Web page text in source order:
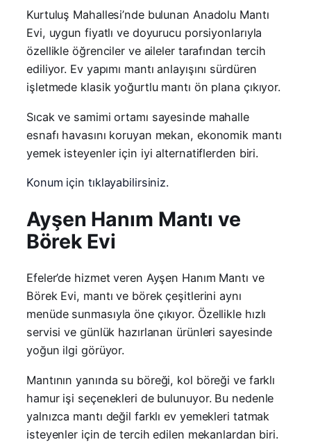
Kurtuluş Mahallesi’nde bulunan Anadolu Mantı
Evi, uygun fiyatlı ve doyurucu porsiyonlarıyla
özellikle öğrenciler ve aileler tarafından tercih
ediliyor. Ev yapımı mantı anlayışını sürdüren
işletmede klasik yoğurtlu mantı ön plana çıkıyor.
Sıcak ve samimi ortamı sayesinde mahalle
esnafı havasını koruyan mekan, ekonomik mantı
yemek isteyenler için iyi alternatiflerden biri.
Konum için tıklayabilirsiniz.
Ayşen Hanım Mantı ve
Börek Evi
Efeler’de hizmet veren Ayşen Hanım Mantı ve
Börek Evi, mantı ve börek çeşitlerini aynı
menüde sunmasıyla öne çıkıyor. Özellikle hızlı
servisi ve günlük hazırlanan ürünleri sayesinde
yoğun ilgi görüyor.
Mantının yanında su böreği, kol böreği ve farklı
hamur işi seçenekleri de bulunuyor. Bu nedenle
yalnızca mantı değil farklı ev yemekleri tatmak
isteyenler için de tercih edilen mekanlardan biri.